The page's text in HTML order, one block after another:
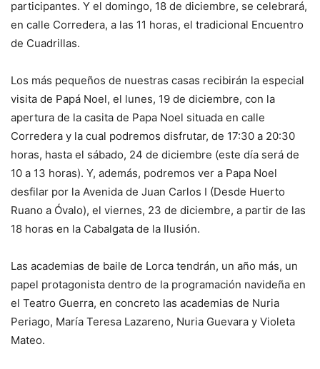
participantes. Y el domingo, 18 de diciembre, se celebrará,
en calle Corredera, a las 11 horas, el tradicional Encuentro
de Cuadrillas.
Los más pequeños de nuestras casas recibirán la especial
visita de Papá Noel, el lunes, 19 de diciembre, con la
apertura de la casita de Papa Noel situada en calle
Corredera y la cual podremos disfrutar, de 17:30 a 20:30
horas, hasta el sábado, 24 de diciembre (este día será de
10 a 13 horas). Y, además, podremos ver a Papa Noel
desfilar por la Avenida de Juan Carlos I (Desde Huerto
Ruano a Óvalo), el viernes, 23 de diciembre, a partir de las
18 horas en la Cabalgata de la Ilusión.
Las academias de baile de Lorca tendrán, un año más, un
papel protagonista dentro de la programación navideña en
el Teatro Guerra, en concreto las academias de Nuria
Periago, María Teresa Lazareno, Nuria Guevara y Violeta
Mateo.